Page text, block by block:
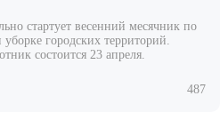
стартует весенний месячник по
городских территорий.
состоится 23 апреля.
487